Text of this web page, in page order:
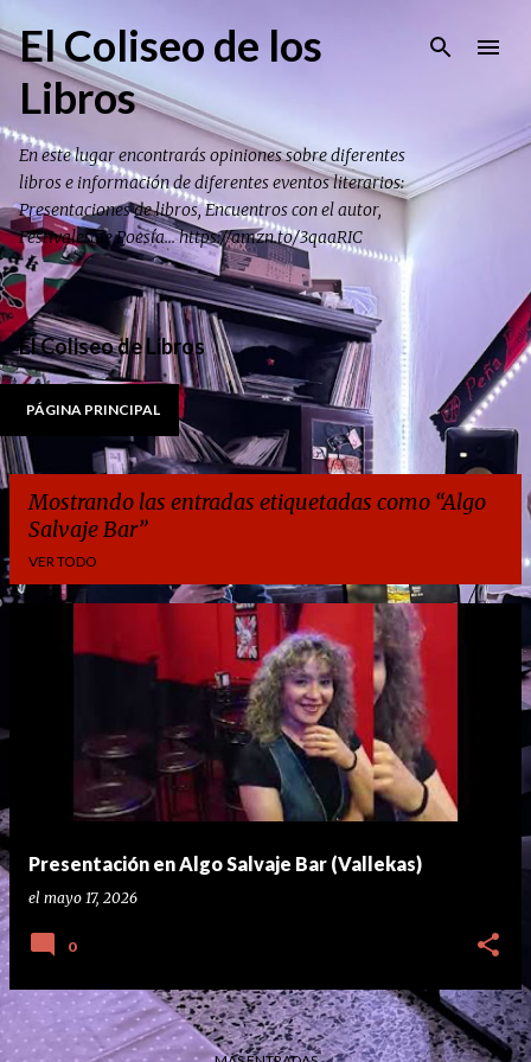
Ir al contenido principal
El Coliseo de los
Libros
En este lugar encontrarás opiniones sobre diferentes
libros e información de diferentes eventos literarios:
Presentaciones de libros, Encuentros con el autor,
Festivales de Poesía... https://amzn.to/3qaaRIC
El Coliseo de Libros
PÁGINA PRINCIPAL
Mostrando las entradas etiquetadas como Algo
Salvaje Bar
VER TODO
r
d
a
s
Presentación en Algo Salvaje Bar (Vallekas)
el mayo 17, 2026
0